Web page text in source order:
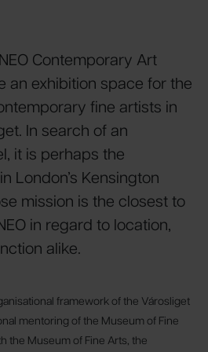
Contemporary Art
an exhibition space for the
fine artists in
In search of an
it is perhaps the
London’s Kensington
mission is the closest to
in regard to location,
alike.
framework of the Városliget
mentoring of the Museum of Fine
the Museum of Fine Arts, the